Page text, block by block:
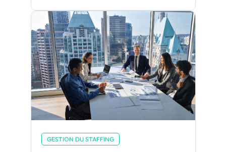
GESTION DU STAFFING